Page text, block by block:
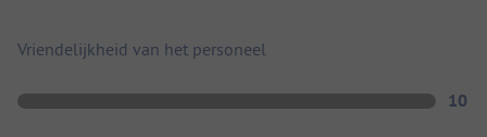
Vriendelijkheid van het personeel
10